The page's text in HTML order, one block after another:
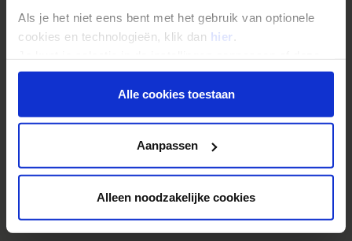
Als je het niet eens bent met het gebruik van optionele
cookies en technologieën, klik dan hier .
onder aan de pagina op elk gewenst moment voor de
toekomst wijzigen.Alle cookies toestaan
Aanpassen
Alleen noodzakelijke cookies
Festivalreizen
Gegarandeerde reizen
Nieuwe reizen
Over Shoestring
Bel, mail of chat met ons
Privacybeleid
Cookies instellingen
Disclaimer & copyright